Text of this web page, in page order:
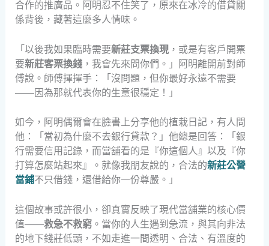
合作的推廣品。阿明忍不住笑了，原來在冰冷的借貸關
係背後，藏著這麼多人情味。
「以後我如果臨時需要新莊支票換現，或是有客戶開票
要新莊客票換錢，我會先來問你們。」阿明離開前對師
傅說。師傅揮揮手：「沒問題，但你最好永遠不需要
——因為那就代表你的生意很穩定！」
如今，阿明偶爾會在臉書上分享他的植栽日記，有人問
他：「當初為什麼不去銀行貸款？」他總是回答：「銀
行需要信用記錄，而當舖看的是『你這個人』以及『你
打算怎麼站起來』。就像我朋友說的，合法的新莊公營
當鋪不只借錢，還借給你一份尊嚴。」
這個故事或許很小，卻真實反映了現代當舖業的核心價
值——救急不救窮。當你的人生遇到急流，與其向非法
的地下錢莊低頭，不如走進一間透明、合法、有溫度的